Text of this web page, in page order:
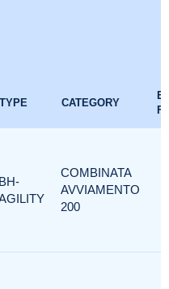
TYPE CATEGORY
BH-
COMBINATA
AVVIAMENTO
200